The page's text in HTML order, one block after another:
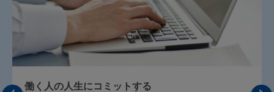
働く人の人生にコミットする